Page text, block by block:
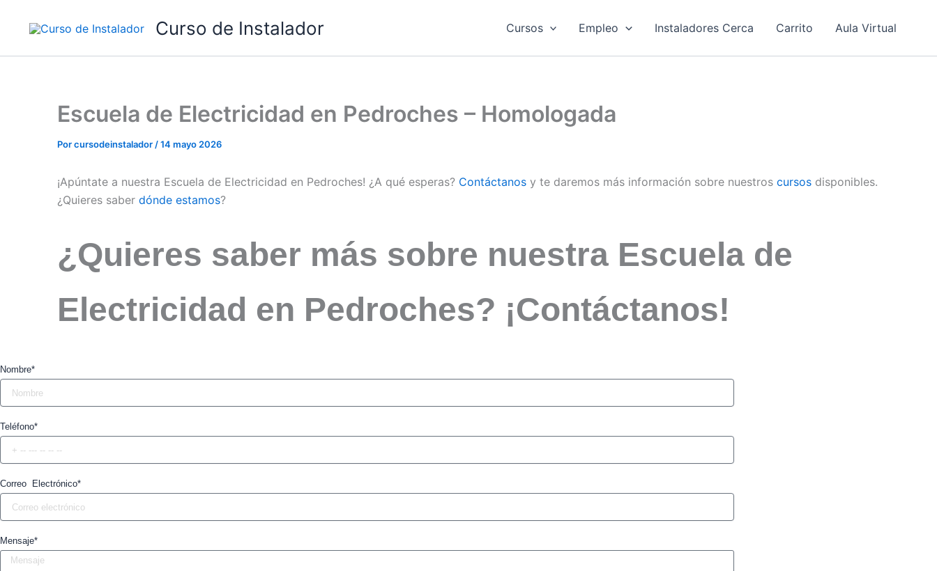
Curso de Instalador Cursos Empleo Instaladores Cerca Carrito Aula Virtual
Escuela de Electricidad en Pedroches – Homologada
Porcursodeinstalador /14 mayo 2026
¡Apúntate a nuestra Escuela de Electricidad en Pedroches! ¿A qué esperas? Contáctanos y te daremos más información sobre nuestros cursos disponibles.
¿Quieres saber dónde estamos?
¿Quieres saber más sobre nuestra Escuela de
Electricidad en Pedroches? ¡Contáctanos!
Nombre*
Teléfono*
Correo Electrónico*
Mensaje*